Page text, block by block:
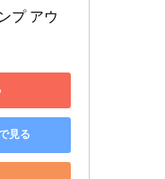
プ アウ
見る